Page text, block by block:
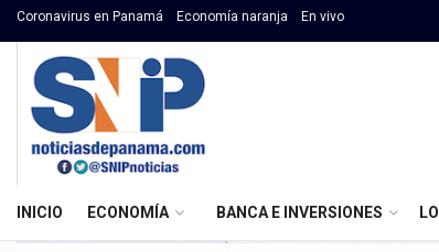
Coronavirus en Panamá Economía naranja En vivo
INICIO ECONOMÍA BANCA E INVERSIONES